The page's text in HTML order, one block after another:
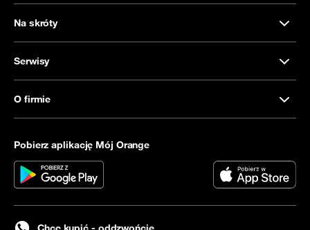
Na skróty
Serwisy
O firmie
Pobierz aplikację Mój Orange